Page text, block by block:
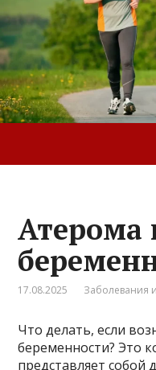
Атерома
17.08.2025 Заболевания
Что делать, если
беременности? Это
представляет собой